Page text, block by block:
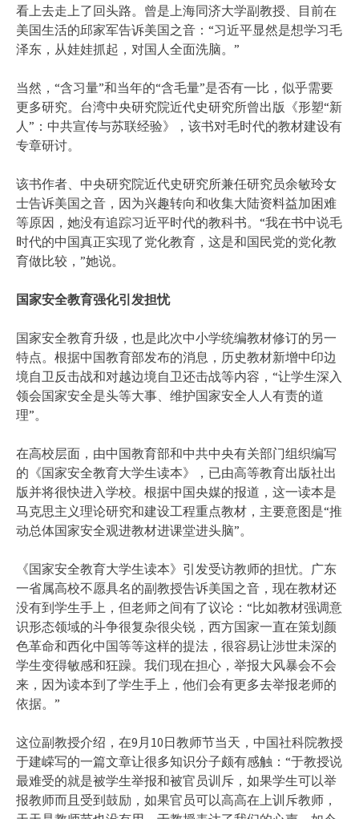
看上去走上了回头路。曾是上海同济大学副教授、目前在
美国生活的邱家军告诉美国之音：“习近平显然是想学习毛
泽东，从娃娃抓起，对国人全面洗脑。”
当然，“含习量”和当年的“含毛量”是否有一比，似乎需要
更多研究。台湾中央研究院近代史研究所曾出版《形塑“新
人”：中共宣传与苏联经验》，该书对毛时代的教材建设有
专章研讨。
该书作者、中央研究院近代史研究所兼任研究员余敏玲女
士告诉美国之音，因为兴趣转向和收集大陆资料益加困难
等原因，她没有追踪习近平时代的教科书。“我在书中说毛
时代的中国真正实现了党化教育，这是和国民党的党化教
育做比较，”她说。
国家安全教育强化引发担忧
国家安全教育升级，也是此次中小学统编教材修订的另一
特点。根据中国教育部发布的消息，历史教材新增中印边
境自卫反击战和对越边境自卫还击战等内容，“让学生深入
领会国家安全是头等大事、维护国家安全人人有责的道
理”。
在高校层面，由中国教育部和中共中央有关部门组织编写
的《国家安全教育大学生读本》，已由高等教育出版社出
版并将很快进入学校。根据中国央媒的报道，这一读本是
马克思主义理论研究和建设工程重点教材，主要意图是“推
动总体国家安全观进教材进课堂进头脑”。
《国家安全教育大学生读本》引发受访教师的担忧。广东
一省属高校不愿具名的副教授告诉美国之音，现在教材还
没有到学生手上，但老师之间有了议论：“比如教材强调意
识形态领域的斗争很复杂很尖锐，西方国家一直在策划颜
色革命和西化中国等等这样的提法，很容易让涉世未深的
学生变得敏感和狂躁。我们现在担心，举报大风暴会不会
来，因为读本到了学生手上，他们会有更多去举报老师的
依据。”
这位副教授介绍，在9月10日教师节当天，中国社科院教授
于建嵘写的一篇文章让很多知识分子颇有感触：“于教授说
最难受的就是被学生举报和被官员训斥，如果学生可以举
报教师而且受到鼓励，如果官员可以高高在上训斥教师，